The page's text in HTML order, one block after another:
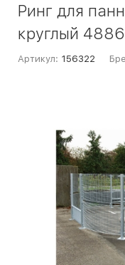
Ринг для
круглый 4886
Артикул: 156322